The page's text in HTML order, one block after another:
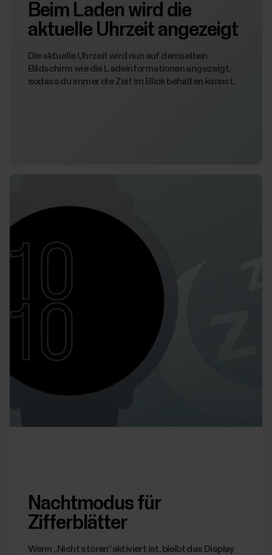
Beim Laden wird die
aktuelle Uhrzeit angezeigt
Die aktuelle Uhrzeit wird nun auf demselben
Bildschirm wie die Ladeinformationen angezeigt,
sodass du immer die Zeit im Blick behalten kannst.
Nachtmodus für
Zifferblätter
Wenn „Nicht stören“ aktiviert ist, bleibt das Display